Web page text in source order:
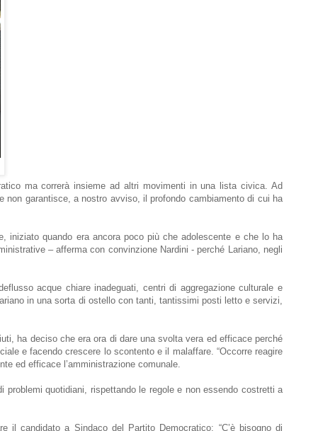
ma correrà insieme ad altri movimenti in una lista civica. Ad
non garantisce, a nostro avviso, il profondo cambiamento di cui ha
iniziato quando era ancora poco più che adolescente e che lo ha
– afferma con convinzione Nardini - perché Lariano, negli
acque chiare inadeguati, centri di aggregazione culturale e
in una sorta di ostello con tanti, tantissimi posti letto e servizi,
ha deciso che era ora di dare una svolta vera ed efficace perché
e facendo crescere lo scontento e il malaffare. “Occorre reagire
ed efficace l’amministrazione comunale.
quotidiani, rispettando le regole e non essendo costretti a
il candidato a Sindaco del Partito Democratico: “C’è bisogno di